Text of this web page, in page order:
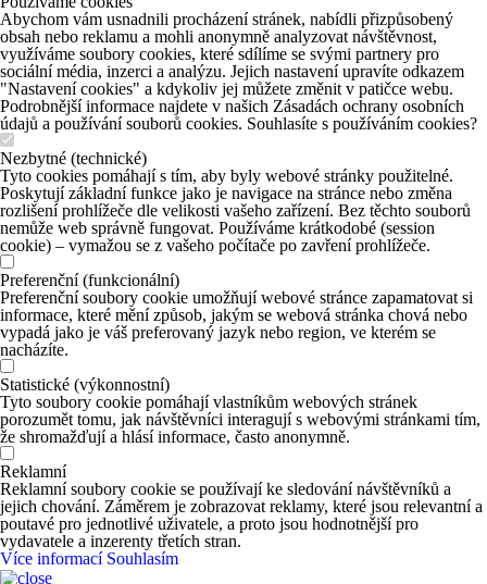
Abychom vám usnadnili procházení stránek, nabídli přizpůsobený
obsah nebo reklamu a mohli anonymně analyzovat návštěvnost,
využíváme soubory cookies, které sdílíme se svými partnery pro
sociální média, inzerci a analýzu. Jejich nastavení upravíte odkazem
"Nastavení cookies" a kdykoliv jej můžete změnit v patičce webu.
Podrobnější informace najdete v našich Zásadách ochrany osobních
údajů a používání souborů cookies. Souhlasíte s používáním cookies?
Nezbytné (technické)
Tyto cookies pomáhají s tím, aby byly webové stránky použitelné.
Poskytují základní funkce jako je navigace na stránce nebo změna
rozlišení prohlížeče dle velikosti vašeho zařízení. Bez těchto souborů
nemůže web správně fungovat. Používáme krátkodobé (session
cookie) – vymažou se z vašeho počítače po zavření prohlížeče.
Preferenční (funkcionální)
Preferenční soubory cookie umožňují webové stránce zapamatovat si
informace, které mění způsob, jakým se webová stránka chová nebo
vypadá jako je váš preferovaný jazyk nebo region, ve kterém se
nacházíte.
Statistické (výkonnostní)
Tyto soubory cookie pomáhají vlastníkům webových stránek
porozumět tomu, jak návštěvníci interagují s webovými stránkami tím,
že shromažďují a hlásí informace, často anonymně.
Reklamní
Reklamní soubory cookie se používají ke sledování návštěvníků a
jejich chování. Záměrem je zobrazovat reklamy, které jsou relevantní a
poutavé pro jednotlivé uživatele, a proto jsou hodnotnější pro
vydavatele a inzerenty třetích stran.
Více informací Souhlasím